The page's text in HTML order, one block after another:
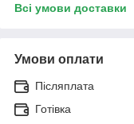
Всі умови доставки
Умови оплати
Післяплата
Готівка